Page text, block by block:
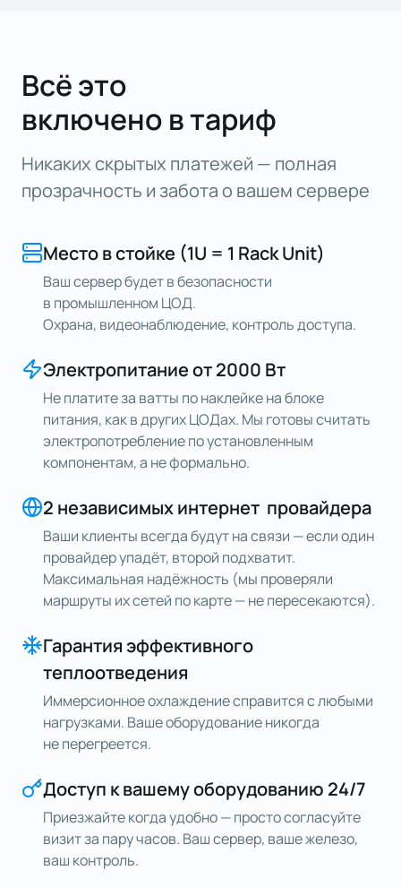
Всё это
включено в тариф
Никаких скрытых платежей — полная
прозрачность и забота о вашем сервере
Место в стойке (1U = 1 Rack Unit)
Ваш сервер будет в безопасности
в промышленном ЦОД.
Охрана, видеонаблюдение, контроль доступа.
Электропитание от 2000 Вт
Не платите за ватты по наклейке на блоке
питания, как в других ЦОДах. Мы готовы считать
электропотребление по установленным
компонентам, а не формально.
2 независимых интернет провайдера
Ваши клиенты всегда будут на связи — если один
провайдер упадёт, второй подхватит.
Максимальная надёжность (мы проверяли
маршруты их сетей по карте — не пересекаются).
Гарантия эффективного
теплоотведения
Иммерсионное охлаждение справится с любыми
нагрузками. Ваше оборудование никогда
не перегреется.
Доступ к вашему оборудованию 24/7
Приезжайте когда удобно — просто согласуйте
визит за пару часов. Ваш сервер, ваше железо,
ваш контроль.